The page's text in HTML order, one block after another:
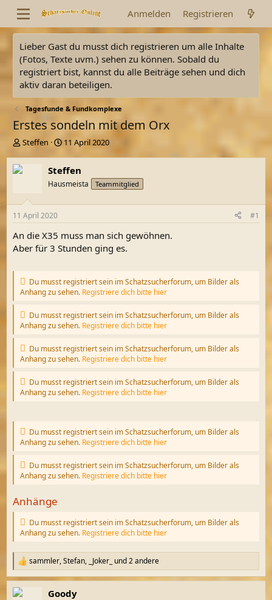
Anmelden Registrieren
Lieber Gast du musst dich registrieren um alle Inhalte
(Fotos, Texte uvm.) sehen zu können. Sobald du
registriert bist, kannst du alle Beiträge sehen und dich
aktiv daran beteiligen.
Tagesfunde & Fundkomplexe
Erstes sondeln mit dem Orx
E
t
l
e
Steffen
E
t
e
l
m
11 April 2020
Steffen
Hausmeista Teammitglied
11 April 2020 #1
An die X35 muss man sich gewöhnen.
Aber für 3 Stunden ging es.
Du musst registriert sein im Schatzsucherforum, um Bilder als
Anhang zu sehen. Registriere dich bitte hier
Du musst registriert sein im Schatzsucherforum, um Bilder als
Anhang zu sehen. Registriere dich bitte hier
Du musst registriert sein im Schatzsucherforum, um Bilder als
Anhang zu sehen. Registriere dich bitte hier
Du musst registriert sein im Schatzsucherforum, um Bilder als
Anhang zu sehen. Registriere dich bitte hier
Du musst registriert sein im Schatzsucherforum, um Bilder als
Anhang zu sehen. Registriere dich bitte hier
Du musst registriert sein im Schatzsucherforum, um Bilder als
Anhang zu sehen. Registriere dich bitte hier
Anhänge
Du musst registriert sein im Schatzsucherforum, um Bilder als
Anhang zu sehen. Registriere dich bitte hier
R
e
a
k
sammler,Stefan, _Joker_ und 2 andere
Goody